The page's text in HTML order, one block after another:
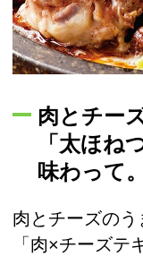
肉とチー
「太ほね
味わって。
肉とチーズの
「肉×チーズテ